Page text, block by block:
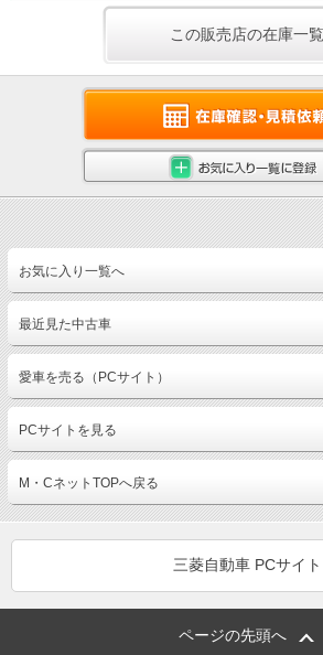
この販売店の在庫一覧
お気に入り一覧へ
最近見た中古車
愛車を売る（PCサイト）
PCサイトを見る
M・CネットTOPへ戻る
三菱自動車 PCサイト
ページの先頭へ